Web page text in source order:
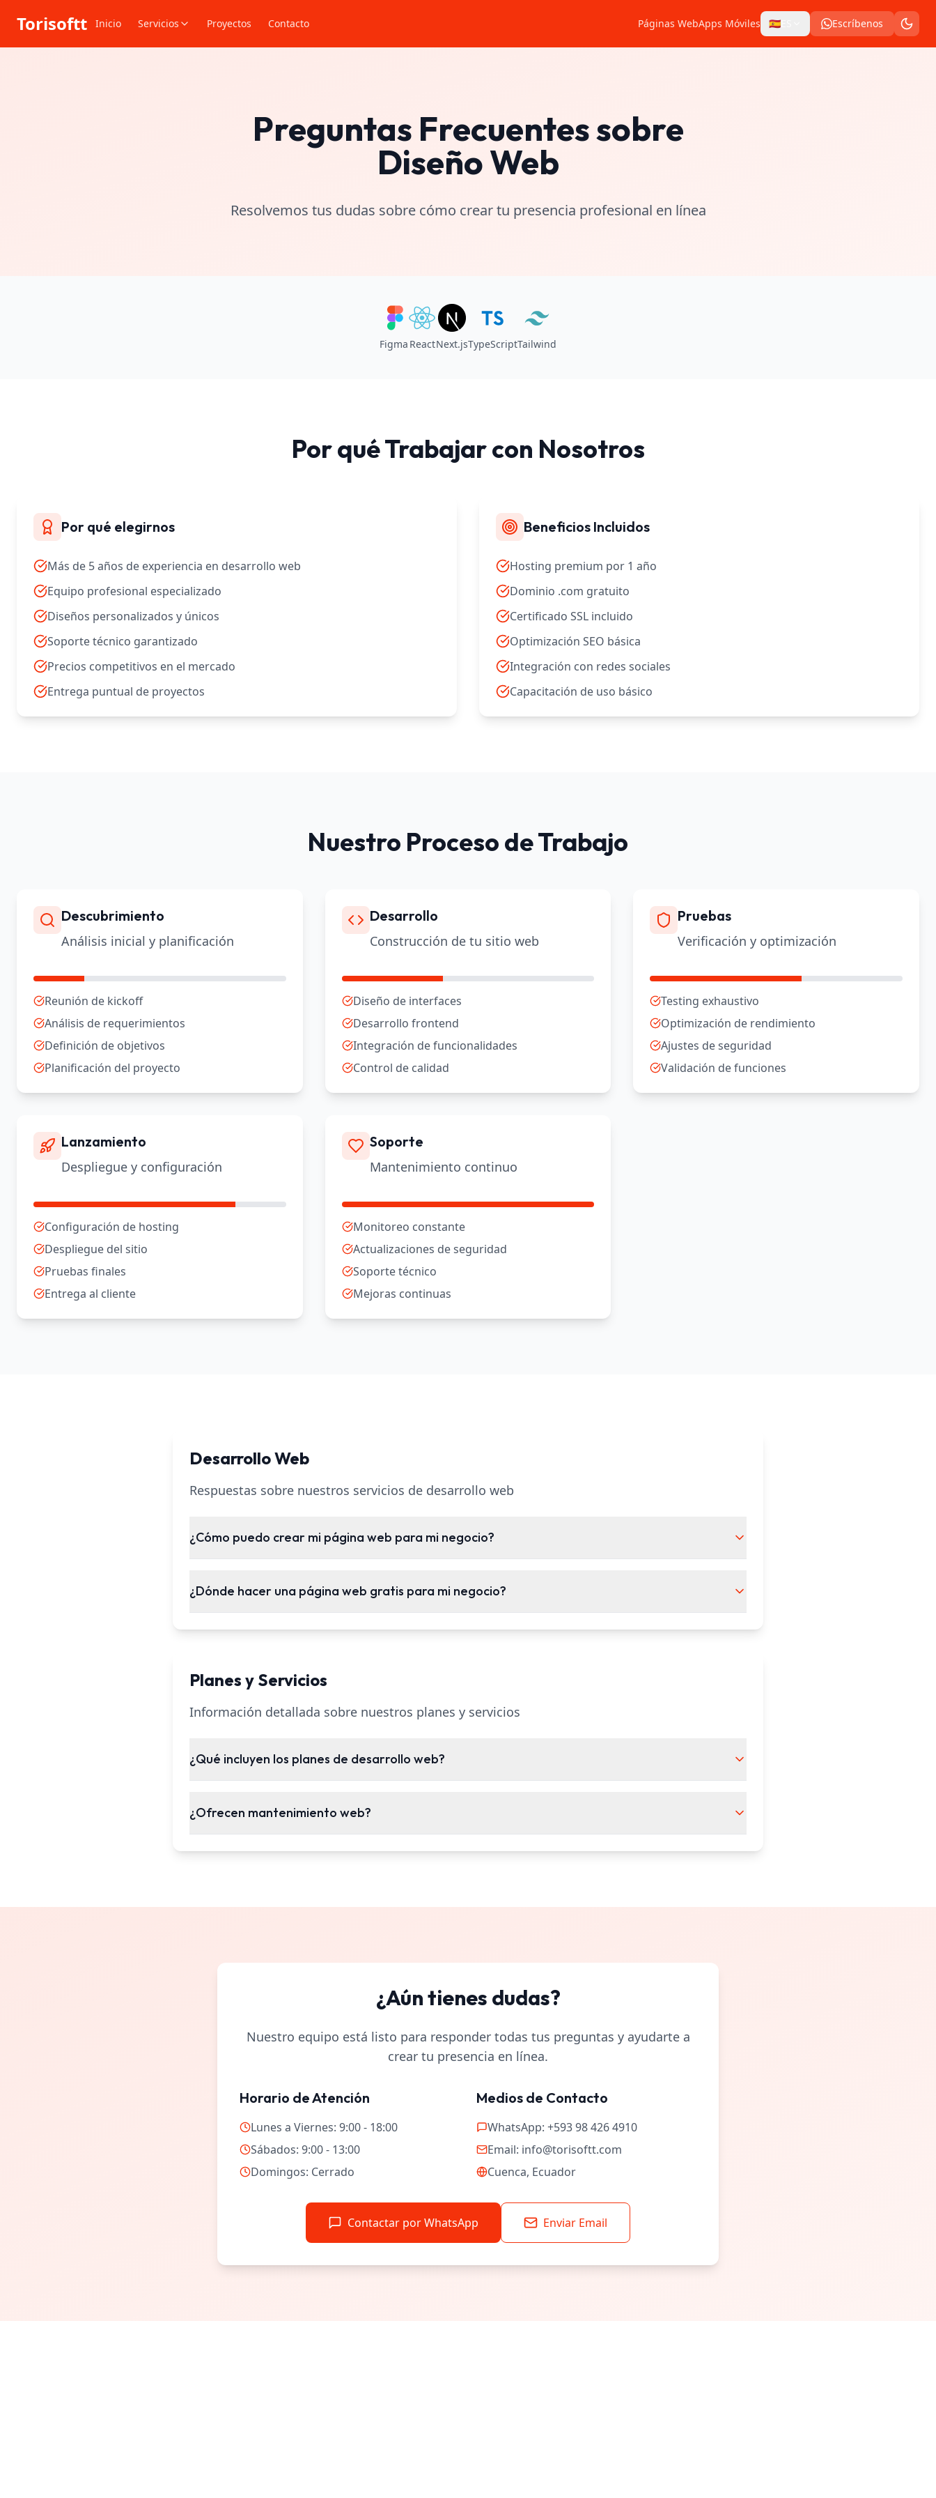
Torisoftt Inicio Servicios Proyectos Contacto Páginas WebApps Móviles 🇪🇸 Escríbenos
Preguntas Frecuentes sobre
Diseño Web
Resolvemos tus dudas sobre cómo crear tu presencia profesional en línea
Figma ReactNext.jsTypeScriptTailwind
Por qué Trabajar con Nosotros
Por qué elegirnos
Más de 5 años de experiencia en desarrollo web
Equipo profesional especializado
Diseños personalizados y únicos
Soporte técnico garantizado
Precios competitivos en el mercado
Entrega puntual de proyectos
Beneficios Incluidos
Hosting premium por 1 año
Dominio .com gratuito
Certificado SSL incluido
Optimización SEO básica
Integración con redes sociales
Capacitación de uso básico
Nuestro Proceso de Trabajo
Descubrimiento
Análisis inicial y planificación
Reunión de kickoff
Análisis de requerimientos
Definición de objetivos
Planificación del proyecto
Desarrollo
Construcción de tu sitio web
Diseño de interfaces
Desarrollo frontend
Integración de funcionalidades
Control de calidad
Pruebas
Verificación y optimización
Testing exhaustivo
Optimización de rendimiento
Ajustes de seguridad
Validación de funciones
Lanzamiento
Despliegue y configuración
Configuración de hosting
Despliegue del sitio
Pruebas finales
Entrega al cliente
Soporte
Mantenimiento continuo
Monitoreo constante
Actualizaciones de seguridad
Soporte técnico
Mejoras continuas
Desarrollo Web
Respuestas sobre nuestros servicios de desarrollo web
¿Cómo puedo crear mi página web para mi negocio?
¿Dónde hacer una página web gratis para mi negocio?
Planes y Servicios
Información detallada sobre nuestros planes y servicios
¿Qué incluyen los planes de desarrollo web?
¿Ofrecen mantenimiento web?
¿Aún tienes dudas?
Nuestro equipo está listo para responder todas tus preguntas y ayudarte a
crear tu presencia en línea.
Horario de Atención
Lunes a Viernes: 9:00 - 18:00
Sábados: 9:00 - 13:00
Domingos: Cerrado
Medios de Contacto
WhatsApp: +593 98 426 4910
Email: info@torisoftt.com
Cuenca, Ecuador
Contactar por WhatsApp Enviar Email